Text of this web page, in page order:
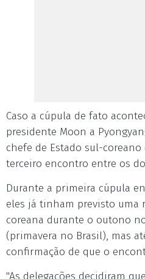
Caso a cúpula de fato
presidente Moon a
chefe de Estado sul-
terceiro encontro entre os
Durante a primeira cúpula
eles já tinham previsto
coreana durante o outono
(primavera no Brasil), mas
confirmação de que o
"As delegações decidiram